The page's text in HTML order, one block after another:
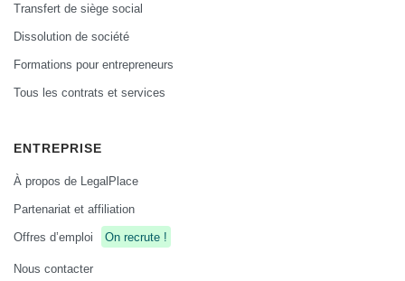
Transfert de siège social
Dissolution de société
Formations pour entrepreneurs
Tous les contrats et services
ENTREPRISE
À propos de LegalPlace
Partenariat et affiliation
Offres d’emploi
On recrute !
Nous contacter